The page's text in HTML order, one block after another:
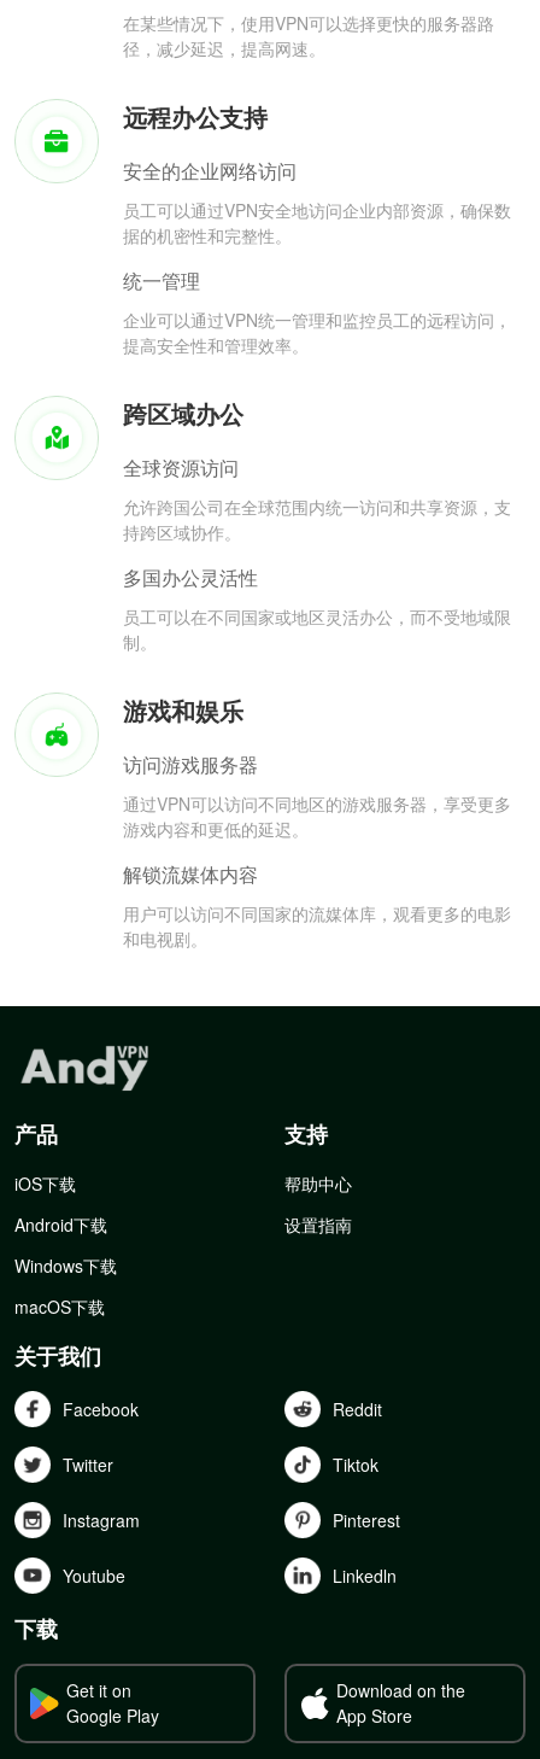
在某些情况下，使用VPN可以选择更快的服务器路
径，减少延迟，提高网速。
远程办公支持
安全的企业网络访问
员工可以通过VPN安全地访问企业内部资源，确保数
据的机密性和完整性。
统一管理
企业可以通过VPN统一管理和监控员工的远程访问，
提高安全性和管理效率。
跨区域办公
全球资源访问
允许跨国公司在全球范围内统一访问和共享资源，支
持跨区域协作。
多国办公灵活性
员工可以在不同国家或地区灵活办公，而不受地域限
制。
游戏和娱乐
访问游戏服务器
通过VPN可以访问不同地区的游戏服务器，享受更多
游戏内容和更低的延迟。
解锁流媒体内容
用户可以访问不同国家的流媒体库，观看更多的电影
和电视剧。
产品
iOS下载
Android下载
Windows下载
macOS下载
支持
帮助中心
设置指南
关于我们
Facebook Reddit
Twitter Tiktok
Instagram Pinterest
Youtube Linkedln
下载
Get it on
Google Play
Download on the
App Store